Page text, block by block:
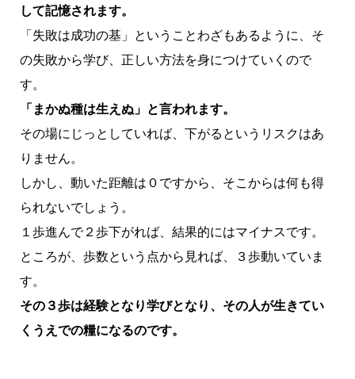
して記憶されます。
「失敗は成功の基」ということわざもあるように、そ
の失敗から学び、正しい方法を身につけていくので
す。
「まかぬ種は生えぬ」と言われます。
その場にじっとしていれば、下がるというリスクはあ
りません。
しかし、動いた距離は０ですから、そこからは何も得
られないでしょう。
１歩進んで２歩下がれば、結果的にはマイナスです。
ところが、歩数という点から見れば、３歩動いていま
す。
その３歩は経験となり学びとなり、その人が生きてい
くうえでの糧になるのです。